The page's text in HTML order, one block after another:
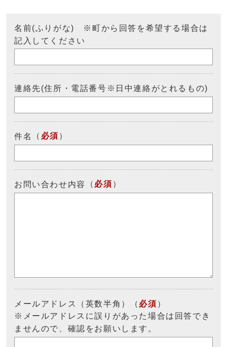
名前(ふりがな) ※町から回答を希望する場合は
記入してください
連絡先(住所・電話番号※日中連絡がとれるもの)
件名 （ 必須 ）
お問い合わせ内容 （ 必須 ）
メールアドレス（英数半角）（ 必須 ）
※メールアドレスに誤りがあった場合は回答でき
ませんので、確認をお願いします。